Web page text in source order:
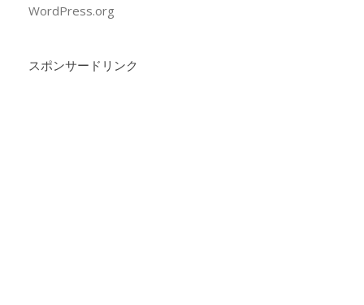
WordPress.org
スポンサードリンク